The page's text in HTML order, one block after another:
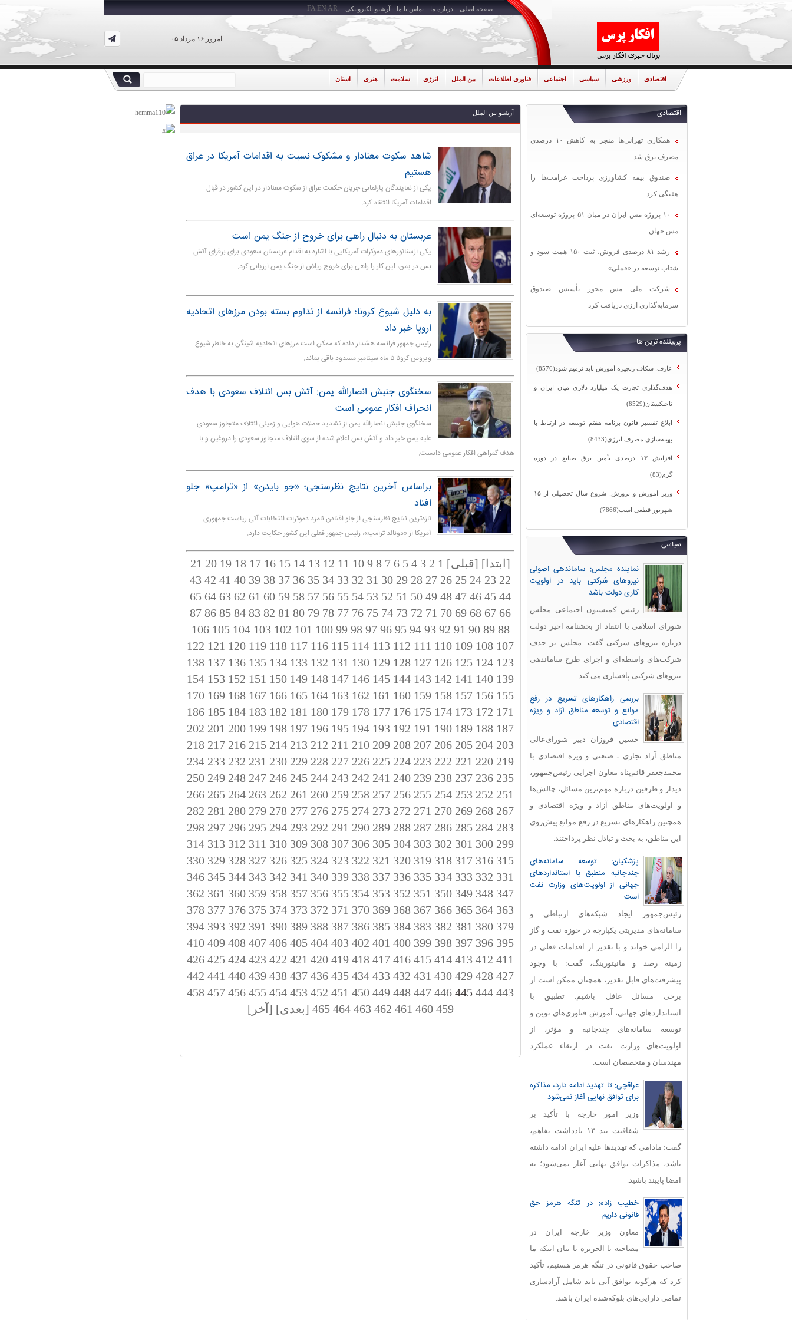
صفحه اصلی درباره ما تماس با ما آرشیو الکترونیکی
امروز:۱۶ مرداد ۰۵
FA EN AR
اقتصادی ورزشی سیاسی اجتماعی فناوری اطلاعات بین الملل انرژی سلامت هنری استان
اقتصادی
همکاری تهرانی‌ها منجر به کاهش ۱۰ درصدی
مصرف برق شد
صندوق بیمه کشاورزی پرداخت غرامت‌ها را
هفتگی کرد
۱۰ پروژه مس ایران در میان ۵۱ پروژه توسعه‌ای
مس جهان
رشد ۸۱ درصدی فروش، ثبت ۱۵۰ همت سود و
شتاب توسعه در «فملی»
شرکت ملی مس مجوز تأسیس صندوق
سرمایه‌گذاری ارزی دریافت کرد
پربیننده ترین ها
عارف: شکاف زنجیره آموزش باید ترمیم شود(8576)
هدف‌گذاری تجارت یک میلیارد دلاری میان ایران و
تاجیکستان(8529)
ابلاغ تفسیر قانون برنامه هفتم توسعه در ارتباط با
بهینه‌سازی مصرف انرژی(8433)
افزایش ۱۳ درصدی تأمین برق صنایع در دوره
گرم(83)
وزیر آموزش و پرورش: شروع سال تحصیلی از ۱۵
شهریور قطعی است(7866)
سیاسی
نماینده مجلس: ساماندهی اصولی
نیروهای شرکتی باید در اولویت
کاری دولت باشد
رئیس کمیسیون اجتماعی مجلس
شورای اسلامی با انتقاد از بخشنامه اخیر دولت
درباره نیروهای شرکتی گفت: مجلس بر حذف
شرکت‌های واسطه‌ای و اجرای طرح ساماندهی
نیروهای شرکتی پافشاری می کند.
بررسی راهکارهای تسریع در رفع
موانع و توسعه مناطق آزاد و ویژه
اقتصادی
حسین فروزان دبیر شورای‌عالی
مناطق آزاد تجاری ـ صنعتی و ویژه اقتصادی با
محمدجعفر قائم‌پناه معاون اجرایی رئیس‌جمهور،
دیدار و طرفین درباره مهم‌ترین مسائل، چالش‌ها
و اولویت‌های مناطق آزاد و ویژه اقتصادی و
همچنین راهکارهای تسریع در رفع موانع پیش‌روی
این مناطق، به بحث و تبادل نظر پرداختند.
پزشکیان: توسعه سامانه‌های
چندجانبه منطبق با استانداردهای
جهانی از اولویت‌های وزارت نفت
است
رئیس‌جمهور ایجاد شبکه‌های ارتباطی و
سامانه‌های مدیریتی یکپارچه در حوزه نفت و گاز
را الزامی خواند و با تقدیر از اقدامات فعلی در
زمینه رصد و مانیتورینگ، گفت: با وجود
پیشرفت‌های قابل‌ تقدیر، همچنان ممکن است از
برخی مسائل غافل باشیم. تطبیق با
استانداردهای جهانی، آموزش فناوری‌های نوین و
توسعه سامانه‌های چندجانبه و مؤثر، از
اولویت‌های وزارت نفت در ارتقاء عملکرد
مهندسان و متخصصان است.
عراقچی: تا تهدید ادامه دارد، مذاکره
برای توافق نهایی آغاز نمی‌شود
وزیر امور خارجه با تأکید بر
شفافیت بند ۱۳ یادداشت تفاهم،
گفت: مادامی که تهدیدها علیه ایران ادامه داشته
باشد، مذاکرات توافق نهایی آغاز نمی‌شود؛ به
امضا پایبند باشید.
خطیب زاده: در تنگه هرمز حق
قانونی داریم
معاون وزیر خارجه ایران در
مصاحبه با الجزیره با بیان اینکه ما
صاحب حقوق قانونی در تنگه هرمز هستیم، تأکید
کرد که هرگونه توافق آتی باید شامل آزادسازی
تمامی دارایی‌های بلوکه‌شده ایران باشد.
آرشیو بین الملل
شاهد سکوت معنادار و مشکوک نسبت به اقدامات آمریکا در عراق
هستیم
یکی از نمایندگان پارلمانی جریان حکمت عراق از سکوت معنادار در این کشور در قبال
اقدامات آمریکا انتقاد کرد.
عربستان به دنبال راهی برای خروج از جنگ یمن است
یکی ازسناتورهای دموکرات آمریکایی با اشاره به اقدام عربستان سعودی برای برقرای آتش
بس در یمن، این کار را راهی برای خروج ریاض از جنگ یمن ارزیابی کرد.
به دلیل شیوع کرونا؛ فرانسه از تداوم بسته بودن مرزهای اتحادیه
اروپا خبر داد
رئیس جمهور فرانسه هشدار داده که ممکن است مرزهای اتحادیه شینگن به خاطر شیوع
ویروس کرونا تا ماه سپتامبر مسدود باقی بماند.
سخنگوی جنبش انصارالله یمن: آتش بس ائتلاف سعودی با هدف
انحراف افکار عمومی است
سخنگوی جنبش انصارالله یمن از تشدید حملات هوایی و زمینی ائتلاف متجاوز سعودی
علیه یمن خبر داد و آتش بس اعلام شده از سوی ائتلاف متجاوز سعودی را دروغین و با
هدف گمراهی افکار عمومی دانست.
براساس آخرین نتایج نظرسنجی؛ «جو بایدن» از «ترامپ» جلو
افتاد
تازه‌ترین نتایج نظرسنجی از جلو افتادن نامزد دموکرات انتخابات آتی ریاست جمهوری
آمریکا از «دونالد ترامپ»، رئیس جمهور فعلی این کشور حکایت دارد.
[ابتدا] [قبلی] 1
2
3
4
5
6
7
8
9
10
11
12
13
14
15
16
17
18
19
20
21
22
23
24
25
26
27
28
29
30
31
32
33
34
35
36
37
38
39
40
41
42
43
44
45
46
47
48
49
50
51
52
53
54
55
56
57
58
59
60
61
62
63
64
65
66
67
68
69
70
71
72
73
74
75
76
77
78
79
80
81
82
83
84
85
86
87
88
89
90
91
92
93
94
95
96
97
98
99
100
101
102
103
104
105
106
107
108
109
110
111
112
113
114
115
116
117
118
119
120
121
122
123
124
125
126
127
128
129
130
131
132
133
134
135
136
137
138
139
140
141
142
143
144
145
146
147
148
149
150
151
152
153
154
155
156
157
158
159
160
161
162
163
164
165
166
167
168
169
170
171
172
173
174
175
176
177
178
179
180
181
182
183
184
185
186
187
188
189
190
191
192
193
194
195
196
197
198
199
200
201
202
203
204
205
206
207
208
209
210
211
212
213
214
215
216
217
218
219
220
221
222
223
224
225
226
227
228
229
230
231
232
233
234
235
236
237
238
239
240
241
242
243
244
245
246
247
248
249
250
251
252
253
254
255
256
257
258
259
260
261
262
263
264
265
266
267
268
269
270
271
272
273
274
275
276
277
278
279
280
281
282
283
284
285
286
287
288
289
290
291
292
293
294
295
296
297
298
299
300
301
302
303
304
305
306
307
308
309
310
311
312
313
314
315
316
317
318
319
320
321
322
323
324
325
326
327
328
329
330
331
332
333
334
335
336
337
338
339
340
341
342
343
344
345
346
347
348
349
350
351
352
353
354
355
356
357
358
359
360
361
362
363
364
365
366
367
368
369
370
371
372
373
374
375
376
377
378
379
380
381
382
383
384
385
386
387
388
389
390
391
392
393
394
395
396
397
398
399
400
401
402
403
404
405
406
407
408
409
410
411
412
413
414
415
416
417
418
419
420
421
422
423
424
425
426
427
428
429
430
431
432
433
434
435
436
437
438
439
440
441
442
443
444
446
447
448
449
450
451
452
453
454
455
456
457
458
459
460
461
462
463
464
465 [بعدی] [آخر]